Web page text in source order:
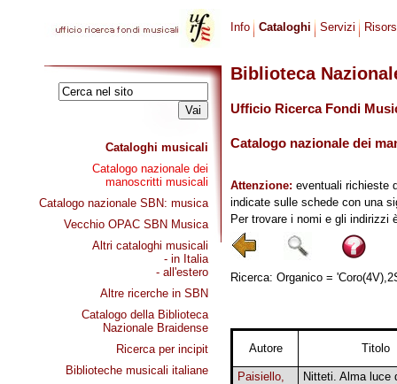
Cataloghi musicali
Catalogo nazionale dei
manoscritti musicali
Catalogo nazionale SBN: musica
Vecchio OPAC SBN Musica
Altri cataloghi musicali
- in Italia
- all'estero
Altre ricerche in SBN
Catalogo della Biblioteca
Nazionale Braidense
Ricerca per incipit
Biblioteche musicali italiane
Info Cataloghi Servizi
Biblioteca
Ufficio Ricerca Fondi
Catalogo nazionale dei
Attenzione: eventuali richieste
indicate sulle schede con una
Per trovare i nomi e gli indirizzi
Ricerca: Organico =
Autore Titolo
Paisiello,
Nitteti. Alma luce